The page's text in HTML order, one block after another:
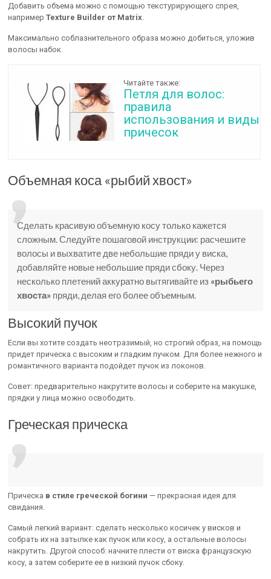
Добавить объема можно с помощью текстурирующего спрея,
напримерTexture Builder от Matrix
Максимально соблазнительного образа можно добиться, уложив
волосы набок.
Читайте также:
Петля для волос:
правила
использования и виды
причесок
Объемная коса «рыбий хвост»
Сделать красивую объемную косу только кажется
сложным. Следуйте пошаговой инструкции: расчешите
волосы и выхватите две небольшие пряди у виска,
добавляйте новые небольшие пряди сбоку. Через
несколько плетений аккуратно вытягивайте из «рыбьего
хвоста» пряди, делая его более объемным.
Высокий пучок
Если вы хотите создать неотразимый, но строгий образ, на помощь
придет прическа с высоким и гладким пучком. Для более нежного и
романтичного варианта подойдет пучок из локонов.
Совет: предварительно накрутите волосы и соберите на макушке,
прядки у лица можно освободить.
Греческая прическа
Прическа в стиле греческой богини — прекрасная идея для
свидания.
Самый легкий вариант: сделать несколько косичек у висков и
собрать их на затылке как пучок или косу, а остальные волосы
накрутить. Другой способ: начните плести от виска французскую
косу, а затем соберите ее в низкий пучок сбоку.